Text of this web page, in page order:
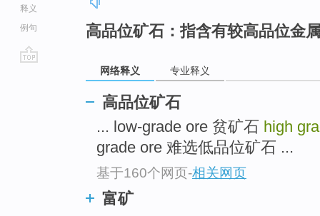
释义
例句
高品位矿石：指含有较高品位金
网络释义 专业释义
高品位矿石
... low-grade ore 贫矿石 high
grade ore 难选低品位矿石 ...
基于160个网页-相关网页
富矿